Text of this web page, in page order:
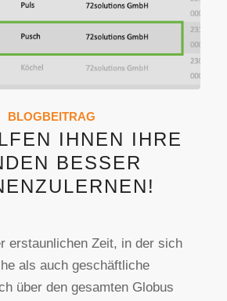
BLOGBEITRAG
IHNEN IHRE
BESSER
erstaunlichen Zeit, in der sich
als auch geschäftliche
über den gesamten Globus